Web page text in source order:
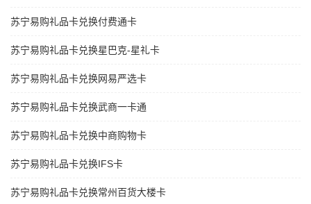
苏宁易购礼品卡兑换付费通卡
苏宁易购礼品卡兑换星巴克-星礼卡
苏宁易购礼品卡兑换网易严选卡
苏宁易购礼品卡兑换武商一卡通
苏宁易购礼品卡兑换中商购物卡
苏宁易购礼品卡兑换IFS卡
苏宁易购礼品卡兑换常州百货大楼卡